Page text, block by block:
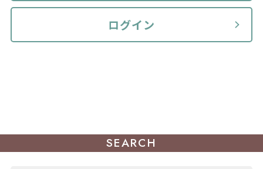
ログイン
SEARCH